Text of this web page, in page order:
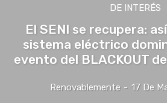
DE INTERÉS
El SENI se recupera:
sistema eléctrico
evento del BLACKOUT
Renovablemente - 17 De